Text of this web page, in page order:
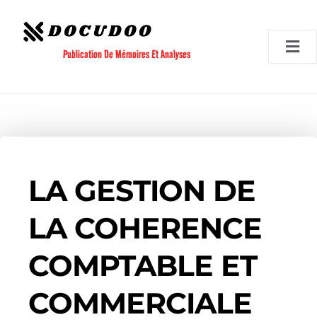
contenu
Publication De Mémoires Et Analyses
LA GESTION DE
LA COHERENCE
COMPTABLE ET
COMMERCIALE